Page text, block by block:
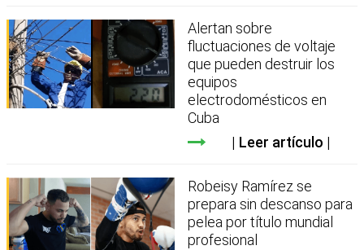
Alertan sobre
fluctuaciones de voltaje
que pueden destruir los
equipos
electrodomésticos en
Cuba
Leer artículo
Robeisy Ramírez se
prepara sin descanso para
pelea por título mundial
profesional